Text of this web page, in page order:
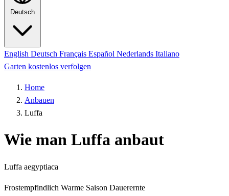
Deutsch
English Deutsch Français Español Nederlands Italiano
Garten kostenlos verfolgen
Home
Anbauen
Luffa
Wie man Luffa anbaut
Luffa aegyptiaca
Frostempfindlich Warme Saison Dauerernte